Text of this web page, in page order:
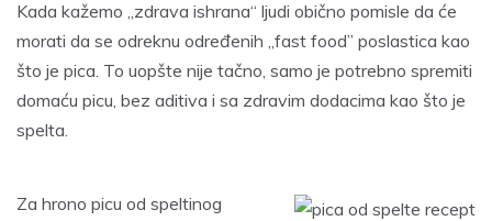
Kada kažemo ,,zdrava ishrana“ ljudi obično pomisle da će
morati da se odreknu određenih ,,fast food” poslastica kao
što je pica. To uopšte nije tačno, samo je potrebno spremiti
domaću picu, bez aditiva i sa zdravim dodacima kao što je
spelta.
Za hrono picu od speltinog